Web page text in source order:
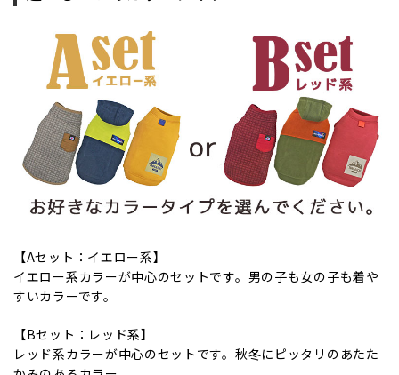
【Aセット：イエロー系】
イエロー系カラーが中心のセットです。男の子も女の子も着や
すいカラーです。
【Bセット：レッド系】
レッド系カラーが中心のセットです。秋冬にピッタリのあたた